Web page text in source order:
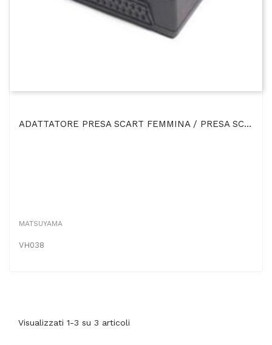
ADATTATORE PRESA SCART FEMMINA / PRESA SCART FEMMINA - IDEALE PER PROLUNGHE VH038 MATSUYAMA
MATSUYAMA
VH038
Visualizzati 1-3 su 3 articoli